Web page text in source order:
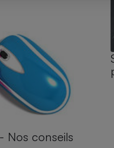
Nos conseils